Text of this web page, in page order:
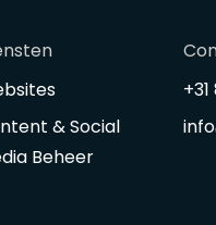
& Social
Beheer